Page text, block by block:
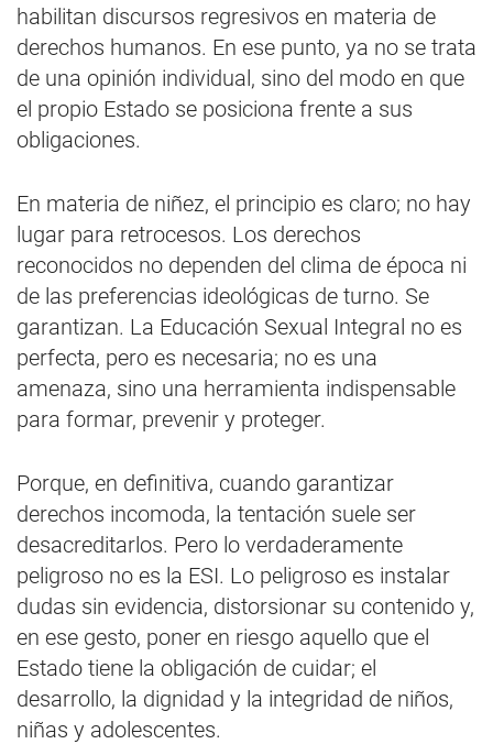
habilitan discursos regresivos en materia de
derechos humanos. En ese punto, ya no se trata
de una opinión individual, sino del modo en que
el propio Estado se posiciona frente a sus
obligaciones.
En materia de niñez, el principio es claro; no hay
lugar para retrocesos. Los derechos
reconocidos no dependen del clima de época ni
de las preferencias ideológicas de turno. Se
garantizan. La Educación Sexual Integral no es
perfecta, pero es necesaria; no es una
amenaza, sino una herramienta indispensable
para formar, prevenir y proteger.
Porque, en definitiva, cuando garantizar
derechos incomoda, la tentación suele ser
desacreditarlos. Pero lo verdaderamente
peligroso no es la ESI. Lo peligroso es instalar
dudas sin evidencia, distorsionar su contenido y,
en ese gesto, poner en riesgo aquello que el
Estado tiene la obligación de cuidar; el
desarrollo, la dignidad y la integridad de niños,
niñas y adolescentes.